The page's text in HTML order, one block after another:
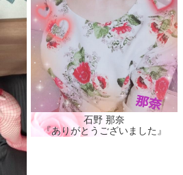
石野 那奈
『ありがとうございました』